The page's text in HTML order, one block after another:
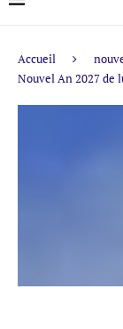
Accueil
Nouvel An 2027 de